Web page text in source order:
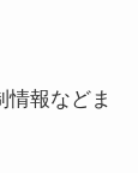
情報などま